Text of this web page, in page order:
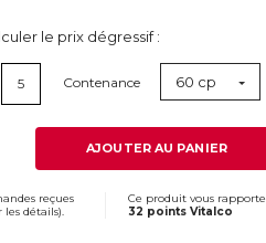
le prix dégressif :
5 Contenance 60 cp
AJOUTER AU PANIER
reçues
les détails).
Ce produit vous rapporte
32 points Vitalco